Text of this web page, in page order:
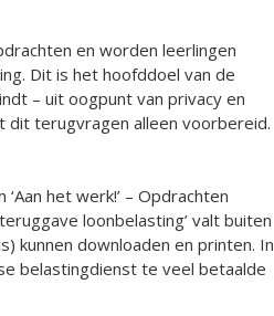
en worden leerlingen
Dit is het hoofddoel van de
– uit oogpunt van privacy en
dit terugvragen alleen voorbereid.
het werk!’ – Opdrachten
loonbelasting’ valt buiten
kunnen downloaden en printen. In
belastingdienst te veel betaalde